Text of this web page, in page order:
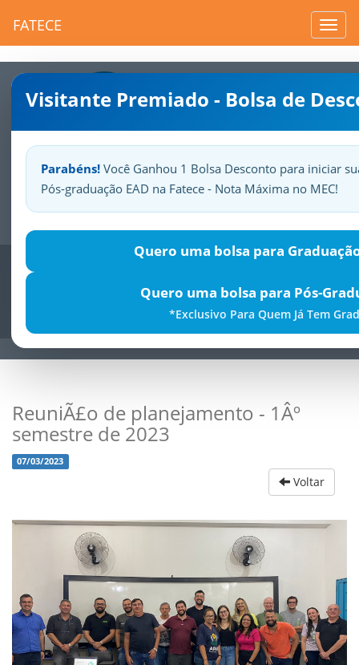
FATECE
Visitante Premiado - Bolsa de
Parabéns! Você Ganhou 1 Bolsa Desconto para iniciar
Pós-graduação EAD na Fatece - Nota Máxima no MEC!
Quero uma bolsa para
Quero uma bolsa para Pós-
*Exclusivo Para Quem Já Tem
SuaFatece.Seuorgulho.
ReuniÃ£o de planejamento - 1Âº
semestre de 2023
07/03/2023
Voltar